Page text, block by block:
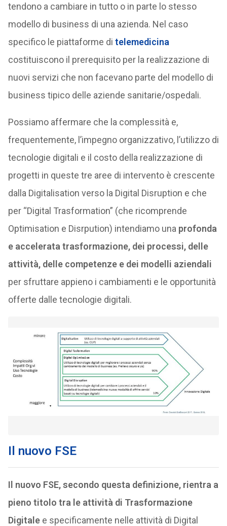
tendono a cambiare in tutto o in parte lo stesso
modello di business di una azienda. Nel caso
specifico le piattaforme di telemedicina
costituiscono il prerequisito per la realizzazione di
nuovi servizi che non facevano parte del modello di
business tipico delle aziende sanitarie/ospedali.
Possiamo affermare che la complessità e,
frequentemente, l’impegno organizzativo, l’utilizzo di
tecnologie digitali e il costo della realizzazione di
progetti in queste tre aree di intervento è crescente
dalla Digitalisation verso la Digital Disruption e che
per “Digital Trasformation” (che ricomprende
Optimisation e Disrpution) intendiamo una profonda
e accelerata trasformazione, dei processi, delle
attività, delle competenze e dei modelli aziendali
per sfruttare appieno i cambiamenti e le opportunità
offerte dalle tecnologie digitali.
Il nuovo FSE
Il nuovo FSE, secondo questa definizione, rientra a
pieno titolo tra le attività di Trasformazione
Digitalee specificamente nelle attività di Digital